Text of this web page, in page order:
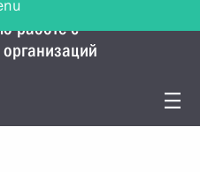
работе с